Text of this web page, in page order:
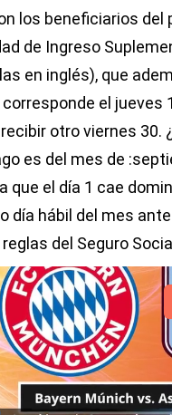
los beneficiarios del
de Ingreso
en inglés), que
el jueves
otro viernes 30.
es del mes de
que el día 1 cae
día hábil del mes
del Seguro